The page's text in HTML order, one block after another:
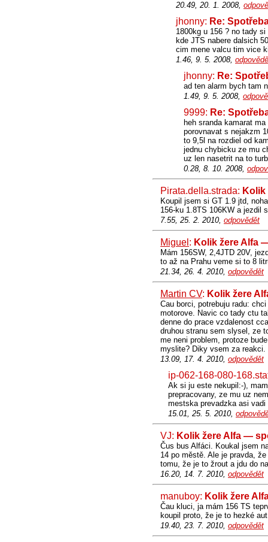
20.49, 20. 1. 2008,
jhonny: Re:
1800kg u 156 ? no tady
kde JTS nabere dalsich
cim mene valcu tim vice
1.46, 9. 5. 2008,
jhonny: Re:
ad ten alarm bych tam
1.49, 9. 5. 2008,
9999: Re:
heh sranda kamarat
porovnavat s nejakzm
to 9,5l na rozdiel od
jednu chybicku ze mu
uz len nasetrit na to
0.28, 8. 10. 2008,
Pirata.della.strada:
Koupil jsem si GT 1.9 jtd,
156-ku 1.8TS 106KW a jezdil
7.55, 25. 2. 2010, odpovědět
Miguel : Kolik žere Alfa
Mám 156SW, 2,4JTD 20V,
to až na Prahu veme si to 8
21.34, 26. 4. 2010, odpovědět
Martin CV: Kolik žere
Cau borci, potrebuju radu:
motorove. Navic co tady ctu
denne do prace vzdalenost
druhou stranu sem slysel, ze
me neni problem, protoze
myslite? Diky vsem za reakci.
13.09, 17. 4. 2010, odpovědět
ip-062-168-080-
Ak si ju este nekupil:-),
prepracovany, ze mu uz
mestska prevadzka asi
15.01, 25. 5. 2010,
VJ: Kolik žere Alfa —
Čus bus Alfáci. Koukal jsem
14 po městě. Ale je pravda,
tomu, že je to žrout a jdu do
16.20, 14. 7. 2010, odpovědět
manuboy: Kolik žere
Čau kluci, ja mám 156 TS
koupil proto, že je to hezké
19.40, 23. 7. 2010, odpovědět